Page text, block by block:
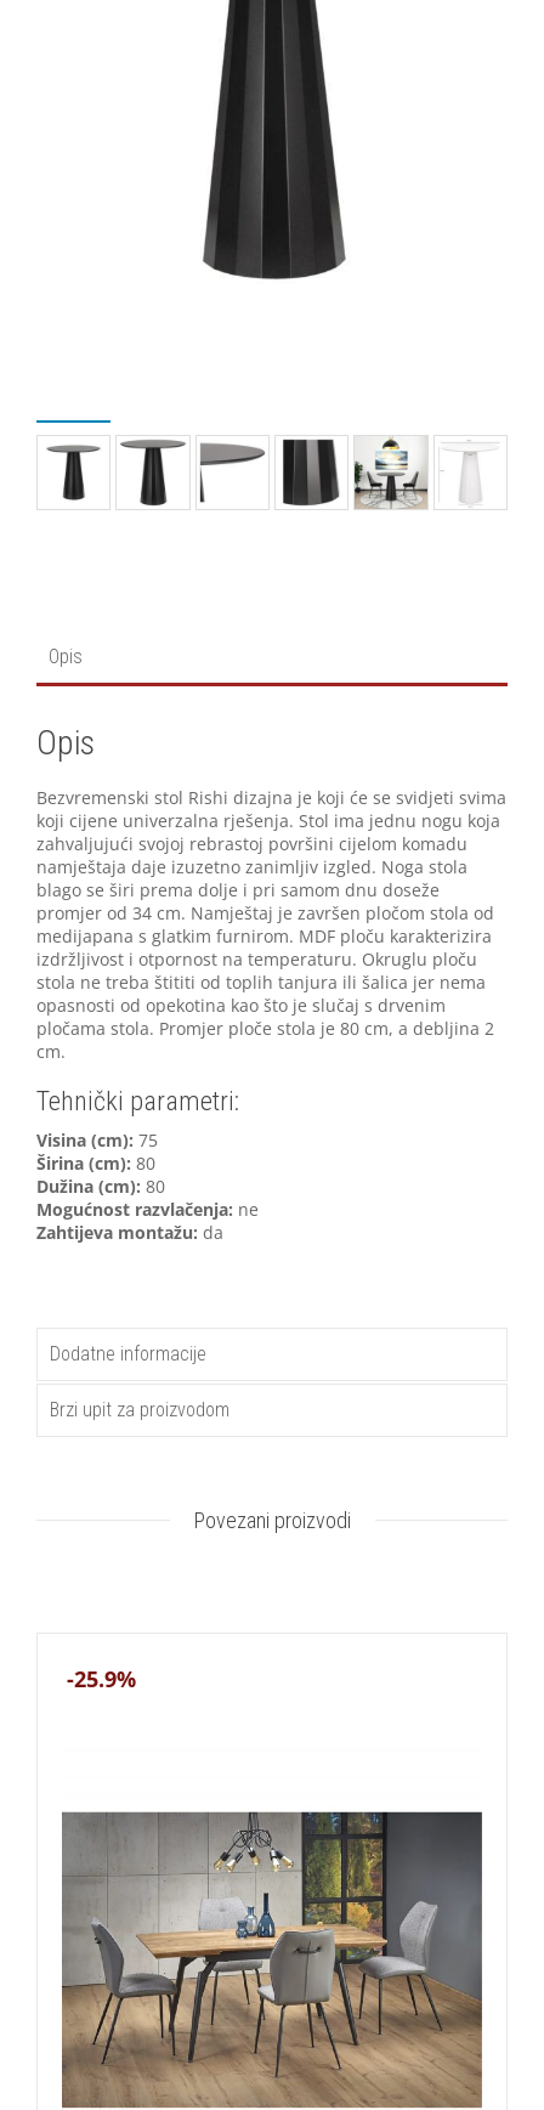
Opis
Opis
Bezvremenski stol Rishi dizajna je koji će se svidjeti svima
koji cijene univerzalna rješenja. Stol ima jednu nogu koja
zahvaljujući svojoj rebrastoj površini cijelom komadu
namještaja daje izuzetno zanimljiv izgled. Noga stola
blago se širi prema dolje i pri samom dnu doseže
promjer od 34 cm. Namještaj je završen pločom stola od
medijapana s glatkim furnirom. MDF ploču karakterizira
izdržljivost i otpornost na temperaturu. Okruglu ploču
stola ne treba štititi od toplih tanjura ili šalica jer nema
opasnosti od opekotina kao što je slučaj s drvenim
pločama stola. Promjer ploče stola je 80 cm, a debljina 2
cm.
Tehnički parametri:
Visina (cm): 75
Širina (cm): 80
Dužina (cm): 80
Mogućnost razvlačenja: ne
Zahtijeva montažu: da
Dodatne informacije
Brzi upit za proizvodom
Povezani proizvodi
-25.9%